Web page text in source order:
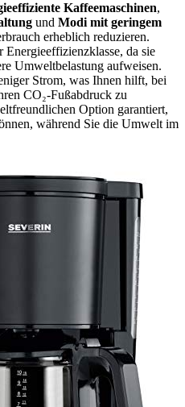
Kaffeemaschinen,
und Modi mit geringem
erheblich reduzieren.
da sie
Umweltbelastung aufweisen.
Strom, was Ihnen hilft, bei
CO₂-Fußabdruck zu
Option garantiert,
während Sie die Umwelt im